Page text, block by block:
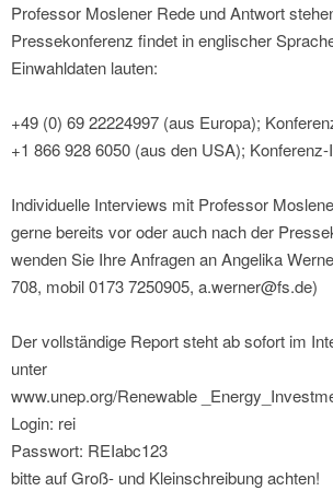
Professor Moslener Rede und Antwort
Pressekonferenz findet in englischer
Einwahldaten lauten:
+49 (0) 69 22224997 (aus Europa);
+1 866 928 6050 (aus den USA);
Individuelle Interviews mit Professor
gerne bereits vor oder auch nach der
wenden Sie Ihre Anfragen an Angelika
708, mobil 0173 7250905, a.werner@fs.de)
Der vollständige Report steht ab sofort im
unter
www.unep.org/Renewable
Login: rei
Passwort: REIabc123
bitte auf Groß- und Kleinschreibung achten!